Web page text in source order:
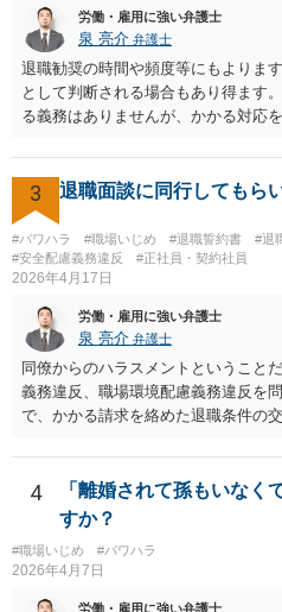
する金銭解決を再度持ちかける事は
でしょう。一般に、会社はあなたに
嫌がらせをしています。ですので、
は抵抗するでしょう。あるいは極め
しょう。また、自分から金銭解決を
なので作戦的にもお勧めしません。
う態度を見せて、会社から金銭解決
ち掛けさせるのがベストです。あら
ですが、自分から持ち掛ければこち
ち掛けさせればこちらの立場が強く
は、個人で加入できる労働組合（ユ
働組合）に加入して団体交渉するこ
交渉できた）。ですが今からでも遅
団体交渉し、その中で場合によって
いと思います。
労働・雇用に強い弁護士
泉 亮介 弁護士
退職勧奨の時間や頻度等にもよりま
として判断される場合もあり得ます
る義務はありませんが、かかる対応
奨に応じる代わりに金銭的な交渉を
辞めるということがよく行われるか
も選択肢に入れても良いでしょう。
ていくことは難しいと思われますの
ととなるかと思われます。
3 退職面談に同行してもら
#パワハラ #職場いじめ #退職誓約書
#退
#安全配慮義務違反
#正社員・契約社員
2026年4月17日
労働・雇用に強い弁護士
泉 亮介 弁護士
同僚からのハラスメントということ
義務違反、職場環境配慮義務違反を
で、かかる請求を絡めた退職条件の
くなり全て弁護士が窓口となるため
う。
4
「離婚されて孫もいなく
すか？
#職場いじめ #パワハラ
2026年4月7日
労働・雇用に強い弁護士